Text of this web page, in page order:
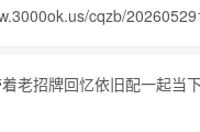
cqzb/
老招牌回忆依旧配一起当